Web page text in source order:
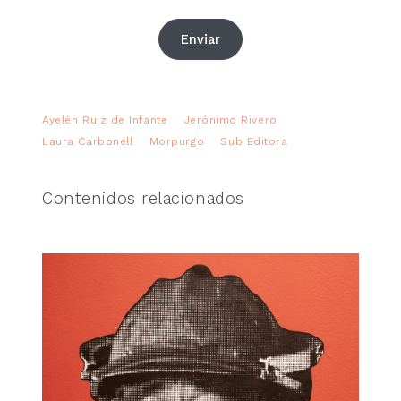
Valparaíso
Nicolás Wormull
25,00€
FOTOLIBRO
Enviar
Ayelén Ruiz de Infante
Jerónimo Rivero
Laura Carbonell
Morpurgo Sub Editora
Contenidos relacionados